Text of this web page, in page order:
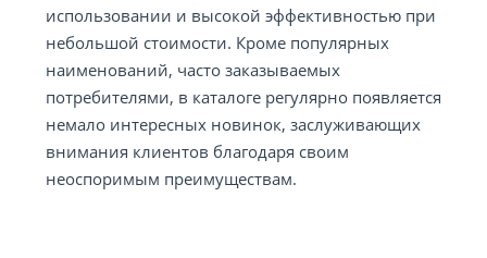
использовании и высокой эффективностью при
небольшой стоимости. Кроме популярных
наименований, часто заказываемых
потребителями, в каталоге регулярно появляется
немало интересных новинок, заслуживающих
внимания клиентов благодаря своим
неоспоримым преимуществам.